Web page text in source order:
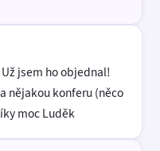
jsem ho objednal!
nějakou konferu (něco
moc Luděk